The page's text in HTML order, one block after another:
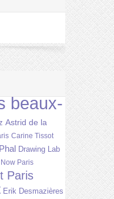
beaux-
Astrid de la
Carine Tissot
Drawing Lab
Paris
Paris
Erik Desmazières